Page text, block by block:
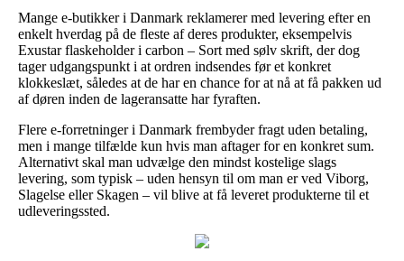
Mange e-butikker i Danmark reklamerer med levering efter en
enkelt hverdag på de fleste af deres produkter, eksempelvis
Exustar flaskeholder i carbon – Sort med sølv skrift, der dog
tager udgangspunkt i at ordren indsendes før et konkret
klokkeslæt, således at de har en chance for at nå at få pakken ud
af døren inden de lageransatte har fyraften.
Flere e-forretninger i Danmark frembyder fragt uden betaling,
men i mange tilfælde kun hvis man aftager for en konkret sum.
Alternativt skal man udvælge den mindst kostelige slags
levering, som typisk – uden hensyn til om man er ved Viborg,
Slagelse eller Skagen – vil blive at få leveret produkterne til et
udleveringssted.